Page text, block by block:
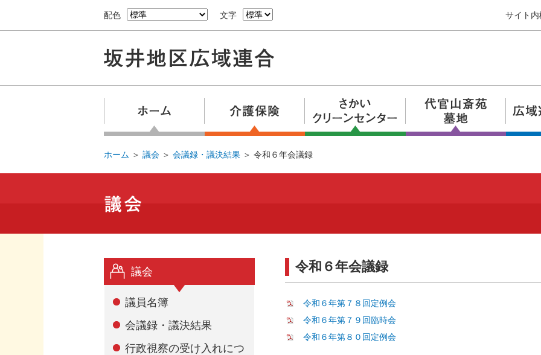
配色 文字 サイト内
ホーム ＞ 議会 ＞ 会議録・議決結果 ＞ 令和６年会議録
令和６年会議録
令和６年第７８回定例会
令和６年第７９回臨時会
令和６年第８０回定例会
議会
議員名簿
会議録・議決結果
行政視察の受け入れにつ